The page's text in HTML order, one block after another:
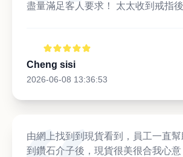
盡量滿足客人要求！ 太太收到戒指後
Cheng sisi
2026-06-08 13:36:53
由網上找到到現貨看到，員工一直
到鑽石介子後，現貨很美很合我心